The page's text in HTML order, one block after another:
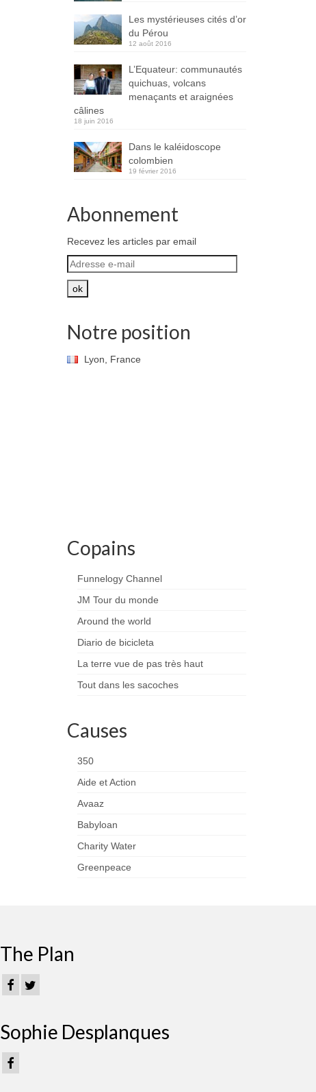
Les mystérieuses cités d’or
du Pérou
12 août 2016
L’Equateur: communautés
quichuas, volcans
menaçants et araignées
câlines
18 juin 2016
Dans le kaléidoscope
colombien
19 février 2016
Abonnement
Recevez les articles par email
Adresse
e-
mail
ok
Notre position
Lyon, France
Copains
Funnelogy Channel
JM Tour du monde
Around the world
Diario de bicicleta
La terre vue de pas très haut
Tout dans les sacoches
Causes
350
Aide et Action
Avaaz
Babyloan
Charity Water
Greenpeace
The Plan
Sophie Desplanques